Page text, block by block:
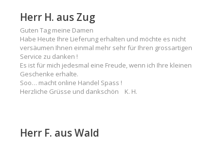
Herr H. aus Zug
Guten Tag meine Damen
Habe Heute Ihre Lieferung erhalten und möchte es nicht
versäumen Ihnen einmal mehr sehr für Ihren grossartigen
Service zu danken !
Es ist für mich jedesmal eine Freude, wenn ich Ihre kleinen
Geschenke erhalte.
Soo… macht online Handel Spass !
Herzliche Grüsse und dankschön K. H.
Herr F. aus Wald